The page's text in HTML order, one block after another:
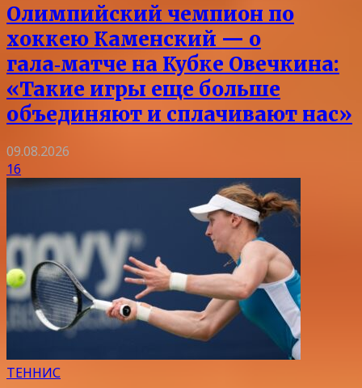
Олимпийский чемпион по
хоккею Каменский — о
гала‑матче на Кубке Овечкина:
«Такие игры еще больше
объединяют и сплачивают нас»
09.08.2026
16
ТЕННИС